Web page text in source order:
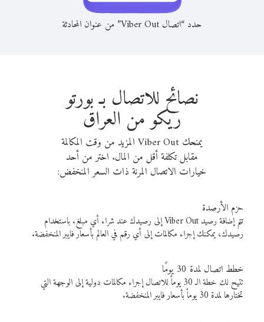
حدد “اتصال Viber Out” من عنوان المحادثة
نصائح للاتصال بـ بورتو
ريكو من العراق
يمنحك Viber Out المزيد من وقت المكالمة
مقابل تكلفة أقل من المال. اختر من أحد
خيارات الاتصال المرنة ذات السعر المنخفض:
حزم الأرصدة
تتم إضافة رصيد Viber Out إلى رصيدك عند شراء أي مبلغ. باستخدام
رصيدك، يمكنك إجراء مكالمات إلى أي رقم في العالم بأسعار فايبر المنخفضة.
خطط اتصال لمدة 30 يومًا
تتيح لك خطة الـ 30 يوماً للاتصال إجراء مكالمات دولية إلى الوجهة التي
تختارها لمدة 30 يوماً بأسعار فايبر المنخفضة.